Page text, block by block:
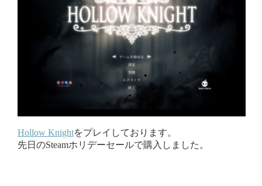
Hollow Knightをプレイしております。
先日のSteamホリデーセールで購入しました。